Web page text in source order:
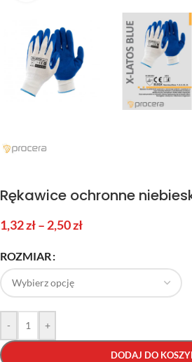
Rękawice ochronne
1,32zł– 2,50zł
ROZMIAR
- +
DODAJ DO